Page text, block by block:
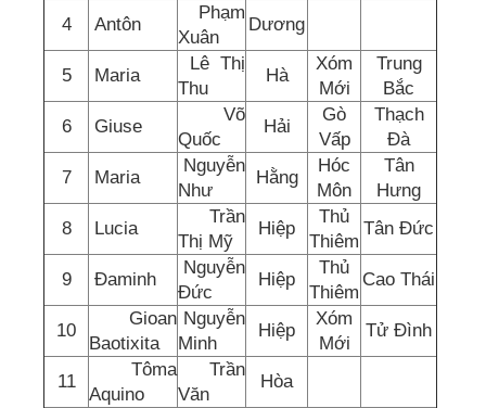
4 Antôn
Phạm
Xuân
Dương
5 Maria
Lê Thị
Thu
Hà
Xóm
Mới
Trung
Bắc
6
Giuse
Võ
Quốc
Hải
Gò
Vấp
Thạch
Đà
7
Maria
Nguyễn
Như
Hằng
Hóc
Môn
Tân
Hưng
8
Lucia
Trần
Thị Mỹ
Hiệp
Thủ
Thiêm
Tân Đức
9 Đaminh
Nguyễn
Đức
Hiệp
Thủ
Thiêm
Cao Thái
10
Gioan
Baotixita
Nguyễn
Minh
Hiệp
Xóm
Mới
Tử Đình
11
Tôma
Aquino
Trần
Văn
Hòa